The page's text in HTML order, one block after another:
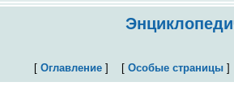
[ Оглавление] [ Особые страницы